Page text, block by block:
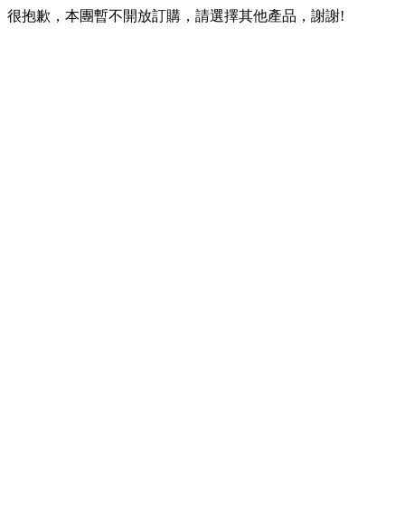
很抱歉，本團暫不開放訂購，請選擇其他產品，謝謝!